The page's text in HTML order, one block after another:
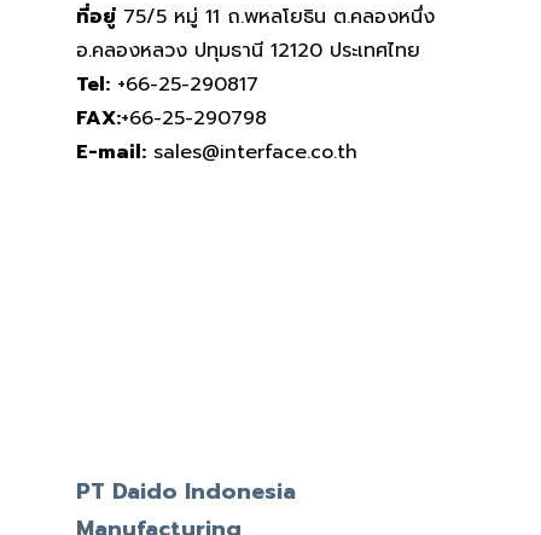
ที่อยู่75/5 หมู่ 11 ถ.พหลโยธิน ต.คลองหนึ่ง
อ.คลองหลวง ปทุมธานี 12120 ประเทศไทย
Tel:+66-25-290817
FAX:+66-25-290798
E-mail:sales@interface.co.th
PT Daido Indonesia